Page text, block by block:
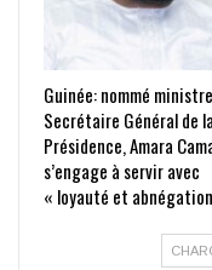
Guinée: nommé ministre
Secrétaire Général de la
Présidence, Amara
s’engage à servir avec
« loyauté et